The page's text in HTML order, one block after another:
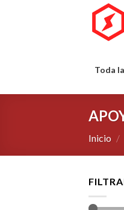
Toda
Inicio /